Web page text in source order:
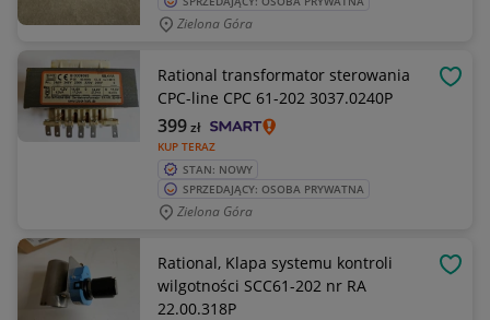
Zielona Góra
Rational transformator sterowania
CPC-line CPC 61-202 3037.0240P
KUP TERAZ
399zł
STAN: NOWY
SPRZEDAJĄCY: OSOBA PRYWATNA
Zielona Góra
Rational, Klapa systemu kontroli
wilgotności SCC61-202 nr RA
22.00.318P